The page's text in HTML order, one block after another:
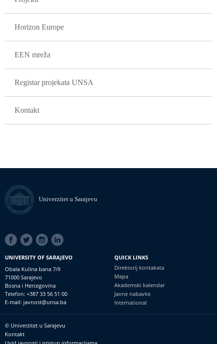
Horizon Europe
EEN mreža
Registar projekata UNSA
Kontakt
Univerzitet u Sarajevu
SOCIAL
LINKS
UNIVERSITY OF SARAJEVO
Obala Kulina bana 7/II
71000 Sarajevo
Bosna i Hercegovina
Telefon: +387 33 56 51 00
E-mail: javnost@unsa.ba
QUICK LINKS
Direktorij kontakata
Mapa
Akademski kalendar
Javne nabavke
International
Footer
© Univerzitet u Sarajevu
Kontakt